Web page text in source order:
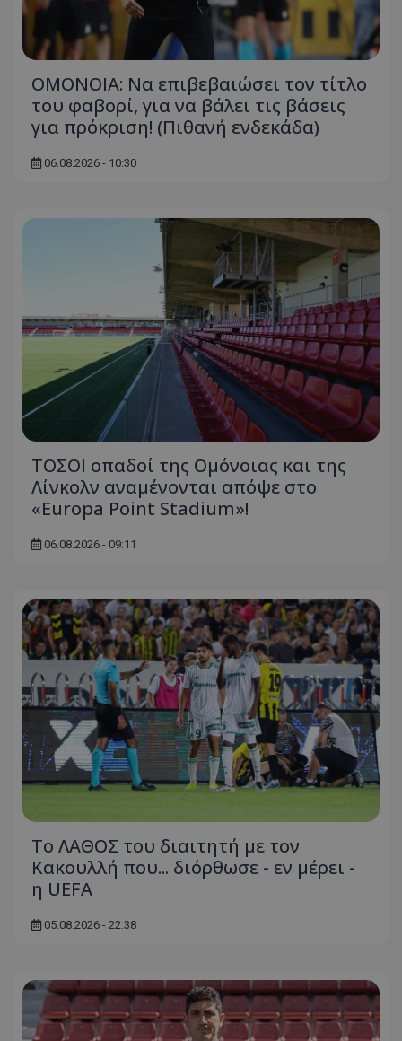
ΟΜΟΝΟΙΑ: Να επιβεβαιώσει τον τίτλο
του φαβορί, για να βάλει τις βάσεις
για πρόκριση! (Πιθανή ενδεκάδα)
06.08.2026 - 10:30
ΤΟΣΟΙ οπαδοί της Ομόνοιας και της
Λίνκολν αναμένονται απόψε στο
«Europa Point Stadium»!
06.08.2026 - 09:11
Το ΛΑΘΟΣ του διαιτητή με τον
Κακουλλή που... διόρθωσε - εν μέρει -
η UEFA
05.08.2026 - 22:38